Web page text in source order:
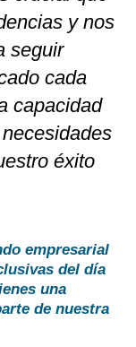
y nos
seguir
cada
capacidad
éxito
empresarial
del día
una
de nuestra